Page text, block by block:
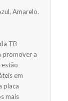
Amarelo.
TB
promover a
estão
em
placa
mais